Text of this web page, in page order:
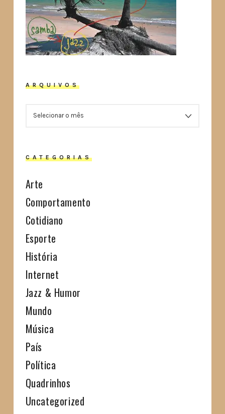
ARQUIVOS
CATEGORIAS
Arte
Comportamento
Cotidiano
Esporte
História
Internet
Jazz & Humor
Mundo
Música
País
Política
Quadrinhos
Uncategorized